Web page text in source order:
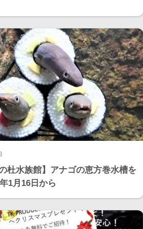
杜水族館】アナゴの恵方巻水槽を
1月16日から